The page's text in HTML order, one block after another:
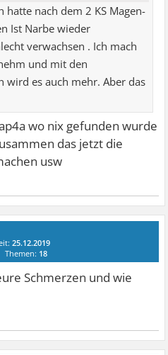
hatte nach dem 2 KS Magen-
Ist Narbe wieder
verwachsen . Ich mach
und mit den
wird es auch mehr. Aber das
wo nix gefunden wurde
das jetzt die
usw
25.12.2019
Themen: 18
Schmerzen und wie